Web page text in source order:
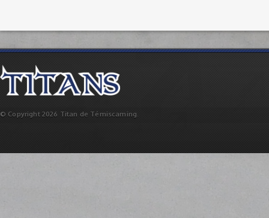
© Copyright 2026 Titan de Témiscaming.